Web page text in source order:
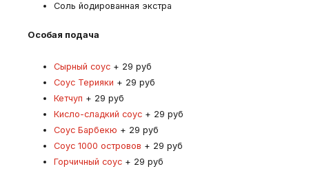
Соль йодированная экстра
Особая подача
Сырный соус + 29 руб
Соус Терияки + 29 руб
Кетчуп + 29 руб
Кисло-сладкий соус + 29 руб
Соус Барбекю + 29 руб
Соус 1000 островов + 29 руб
Горчичный соус + 29 руб